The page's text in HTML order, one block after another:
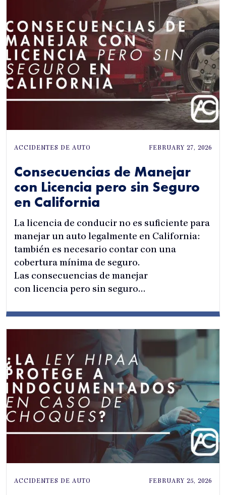
ACCIDENTES DE AUTO FEBRUARY 27, 2026
Consecuencias de Manejar
con Licencia pero sin Seguro
en California
La licencia de conducir no es suficiente para
manejar un auto legalmente en California:
también es necesario contar con una
cobertura mínima de seguro.
Las consecuencias de manejar
con licencia pero sin seguro…
ACCIDENTES DE AUTO FEBRUARY 25, 2026